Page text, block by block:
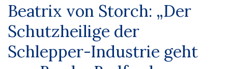
Beatrix von Storch: „Der
Schutzheilige der
Schlepper-Industrie geht